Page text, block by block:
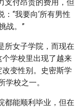
支付昂贵的费用，但
“我要向‘所有男性
战。”
所女子学院，而现在
个学校里出现了越来
改变性别。史密斯学
学校之一。
都能顺利毕业，但在